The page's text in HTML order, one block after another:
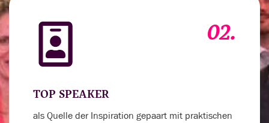
02.
TOP SPEAKER
als Quelle der Inspiration gepaart mit praktischen